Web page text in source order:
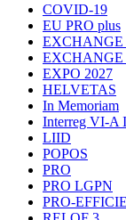
COVID-19
EU PRO plus
EXCHANGE
EXCHANGE
EXPO 2027
HELVETAS
In Memoriam
Interreg VI-A
LIID
POPOS
PRO
PRO LGPN
PRO-